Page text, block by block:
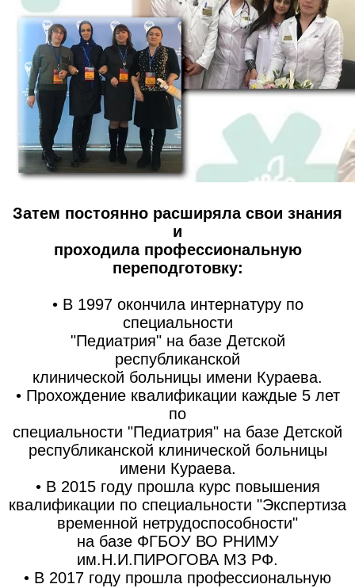
Затем постоянно расширяла свои знания
и
проходила профессиональную
переподготовку:
• В 1997 окончила интернатуру по
специальности
"Педиатрия" на базе Детской
республиканской
клинической больницы имени Кураева.
• Прохождение квалификации каждые 5 лет
по
специальности "Педиатрия" на базе Детской
республиканской клинической больницы
имени Кураева.
• В 2015 году прошла курс повышения
квалификации по специальности "Экспертиза
временной нетрудоспособности"
на базе ФГБОУ ВО РНИМУ
им.Н.И.ПИРОГОВА МЗ РФ.
• В 2017 году прошла профессиональную